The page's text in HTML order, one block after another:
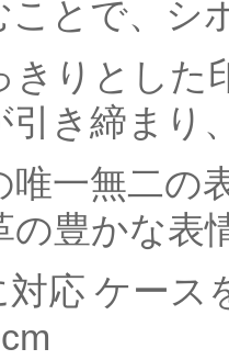
ことで、シ
きりとした
引き締まり
一無二の
の豊かな表
対応 ケー